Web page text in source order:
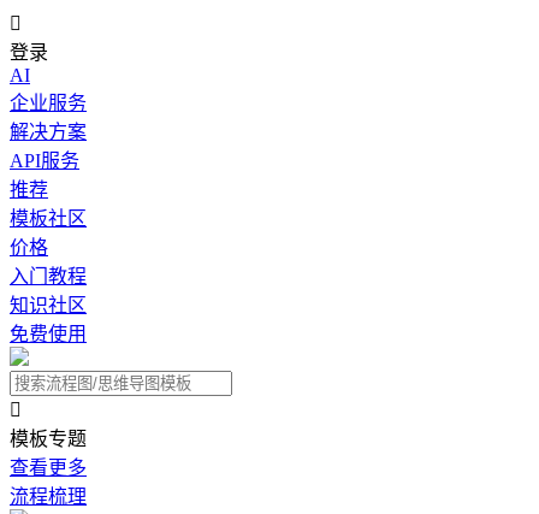

登录
AI
企业服务
解决方案
API服务
推荐
模板社区
价格
入门教程
知识社区
免费使用

模板专题
查看更多
流程梳理